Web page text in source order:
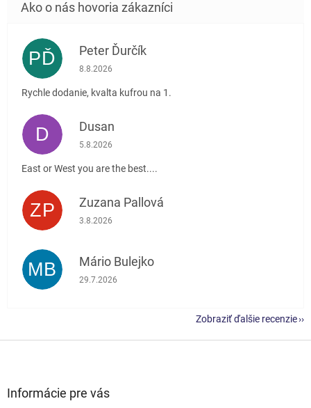
PĎ Peter Ďurčík
Hodnotenie obchodu je 5 z 5 hviezdičiek.
8.8.2026
Rychle dodanie, kvalta kufrou na 1.
D Dusan
Hodnotenie obchodu je 5 z 5 hviezdičiek.
5.8.2026
East or West you are the best....
ZP Zuzana Pallová
Hodnotenie obchodu je 5 z 5 hviezdičiek.
3.8.2026
MB Mário Bulejko
Hodnotenie obchodu je 5 z 5 hviezdičiek.
29.7.2026
Zobraziť ďalšie recenzie
Informácie pre vás